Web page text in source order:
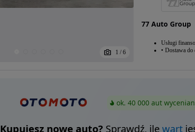
1 / 6
77 Auto Group
Usługi
Dostawa do
ok. 40 000 aut
Kupujesz nowe auto? Sprawdź, ilewart